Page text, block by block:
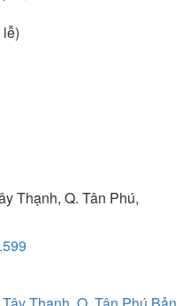
lễ)
Thạnh, Q. Tân Phú,